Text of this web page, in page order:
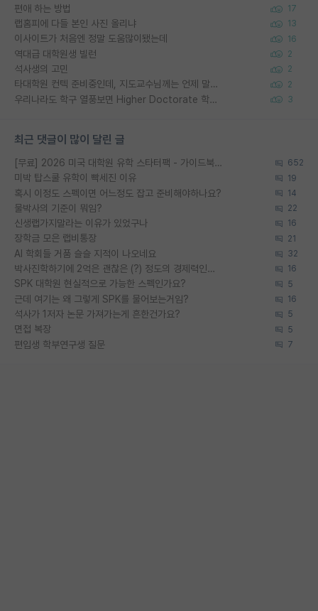
편애 하는 방법 17
랩홈피에 다들 본인 사진 올리냐 13
이사이트가 처음엔 정말 도움많이됐는데 16
역대급 대학원생 빌런 2
석사생의 고민 2
타대학원 컨텍 준비중인데, 지도교수님께는 언제 말씀드려야 할까요? 2
우리나라도 학구 열풍보면 Higher Doctorate 학위가 필요하다고 봅니다. 3
최근 댓글이 많이 달린 글
[무료] 2026 미국 대학원 유학 스타터팩 - 가이드북 & 합격자 컨택메일 템플릿 652
미박 탑스쿨 유학이 빡세진 이유 19
혹시 이정도 스펙이면 어느정도 잡고 준비해야하나요? 14
물박사의 기준이 뭐임? 22
신생랩가지말라는 이유가 있었구나 16
장학금 모은 랩비통장 21
AI 학회들 거품 슬슬 지적이 나오네요 32
박사진학하기에 2억은 괜찮은 (?) 정도의 경제력인가요 16
SPK 대학원 현실적으로 가능한 스펙인가요? 5
근데 여기는 왜 그렇게 SPK를 물어보는거임? 16
석사가 1저자 논문 가져가는게 흔한건가요? 5
면접 복장 5
편입생 학부연구생 질문 7